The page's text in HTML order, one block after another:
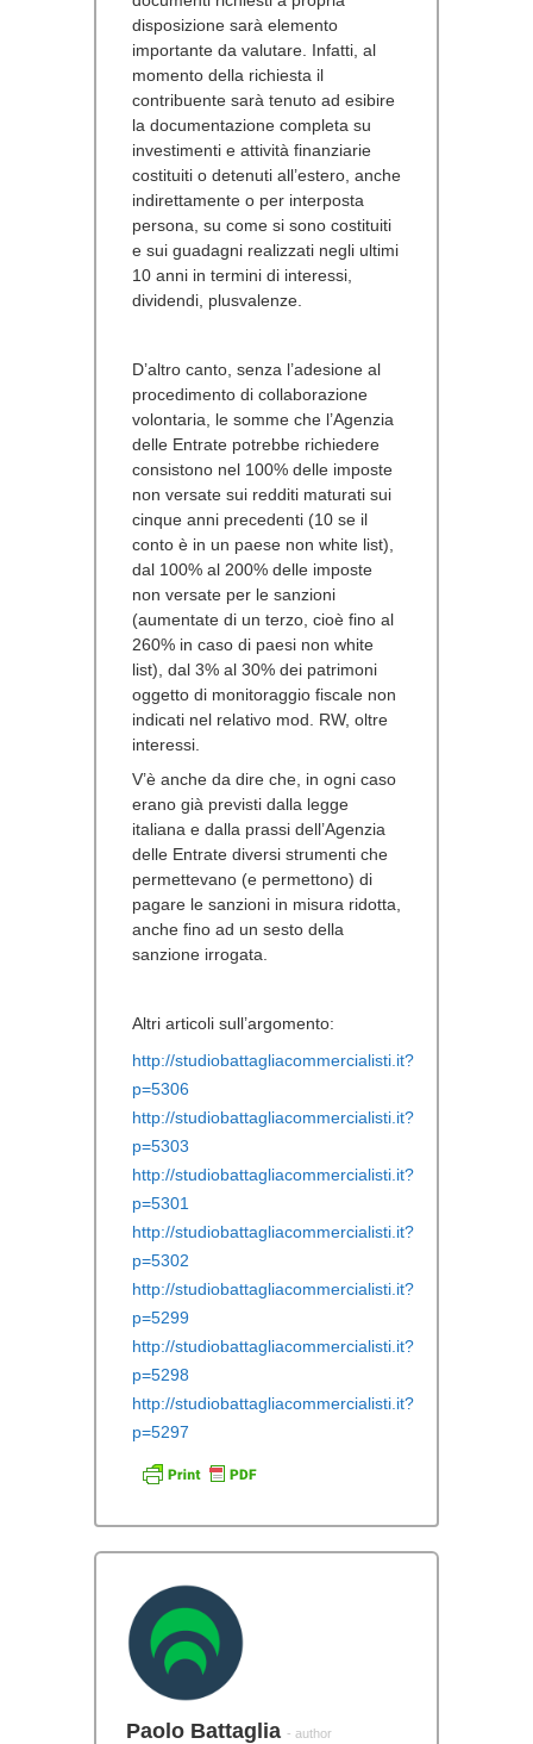
disposizione sarà elemento
importante da valutare. Infatti, al
momento della richiesta il
contribuente sarà tenuto ad esibire
la documentazione completa su
investimenti e attività finanziarie
costituiti o detenuti all’estero, anche
indirettamente o per interposta
persona, su come si sono costituiti
e sui guadagni realizzati negli ultimi
10 anni in termini di interessi,
dividendi, plusvalenze.
D’altro canto, senza l’adesione al
procedimento di collaborazione
volontaria, le somme che l’Agenzia
delle Entrate potrebbe richiedere
consistono nel 100% delle imposte
non versate sui redditi maturati sui
cinque anni precedenti (10 se il
conto è in un paese non white list),
dal 100% al 200% delle imposte
non versate per le sanzioni
(aumentate di un terzo, cioè fino al
260% in caso di paesi non white
list), dal 3% al 30% dei patrimoni
oggetto di monitoraggio fiscale non
indicati nel relativo mod. RW, oltre
interessi.
V’è anche da dire che, in ogni caso
erano già previsti dalla legge
italiana e dalla prassi dell’Agenzia
delle Entrate diversi strumenti che
permettevano (e permettono) di
pagare le sanzioni in misura ridotta,
anche fino ad un sesto della
sanzione irrogata.
Altri articoli sull’argomento:
http://studiobattagliacommercialisti.it?
p=5306
http://studiobattagliacommercialisti.it?
p=5303
http://studiobattagliacommercialisti.it?
p=5301
http://studiobattagliacommercialisti.it?
p=5302
http://studiobattagliacommercialisti.it?
p=5299
http://studiobattagliacommercialisti.it?
p=5298
http://studiobattagliacommercialisti.it?
p=5297
Paolo Battaglia - author